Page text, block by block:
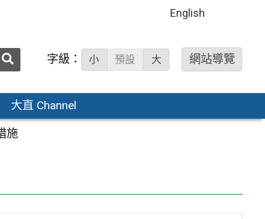
English
送出 字級： 小 預設 大 網站導覽
大直 Channel
施